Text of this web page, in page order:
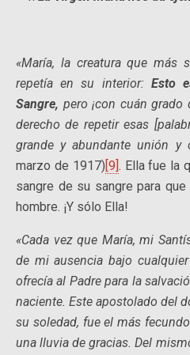
«María, la creatura que más
repetía en su interior: Esto
Sangre, pero ¡con cuán grado
derecho de repetir esas
grande y abundante unión y
marzo de 1917)[9]. Ella fue la
sangre de su sangre para
hombre. ¡Y sólo Ella!
«Cada vez que María, mi
de mi ausencia bajo
ofrecía al Padre para la
naciente. Este apostolado del
su soledad, fue el más
una lluvia de gracias. Del